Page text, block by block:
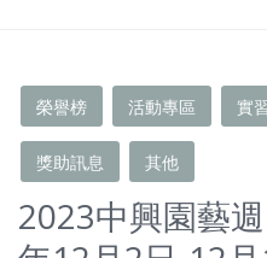
榮譽榜 活動專區 實
獎助訊息 其他
2023中興園藝